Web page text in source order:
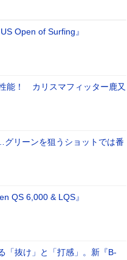
Open of Surfing』
能！ カリスマフィッター鹿又
リーンを狙うショットでは番
QS 6,000 & LQS』
「抜け」と「打感」。新『B-